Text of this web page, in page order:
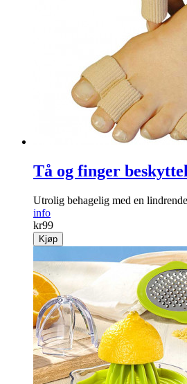
Tå og finger
Utrolig behagelig med en
info
kr99
Kjøp